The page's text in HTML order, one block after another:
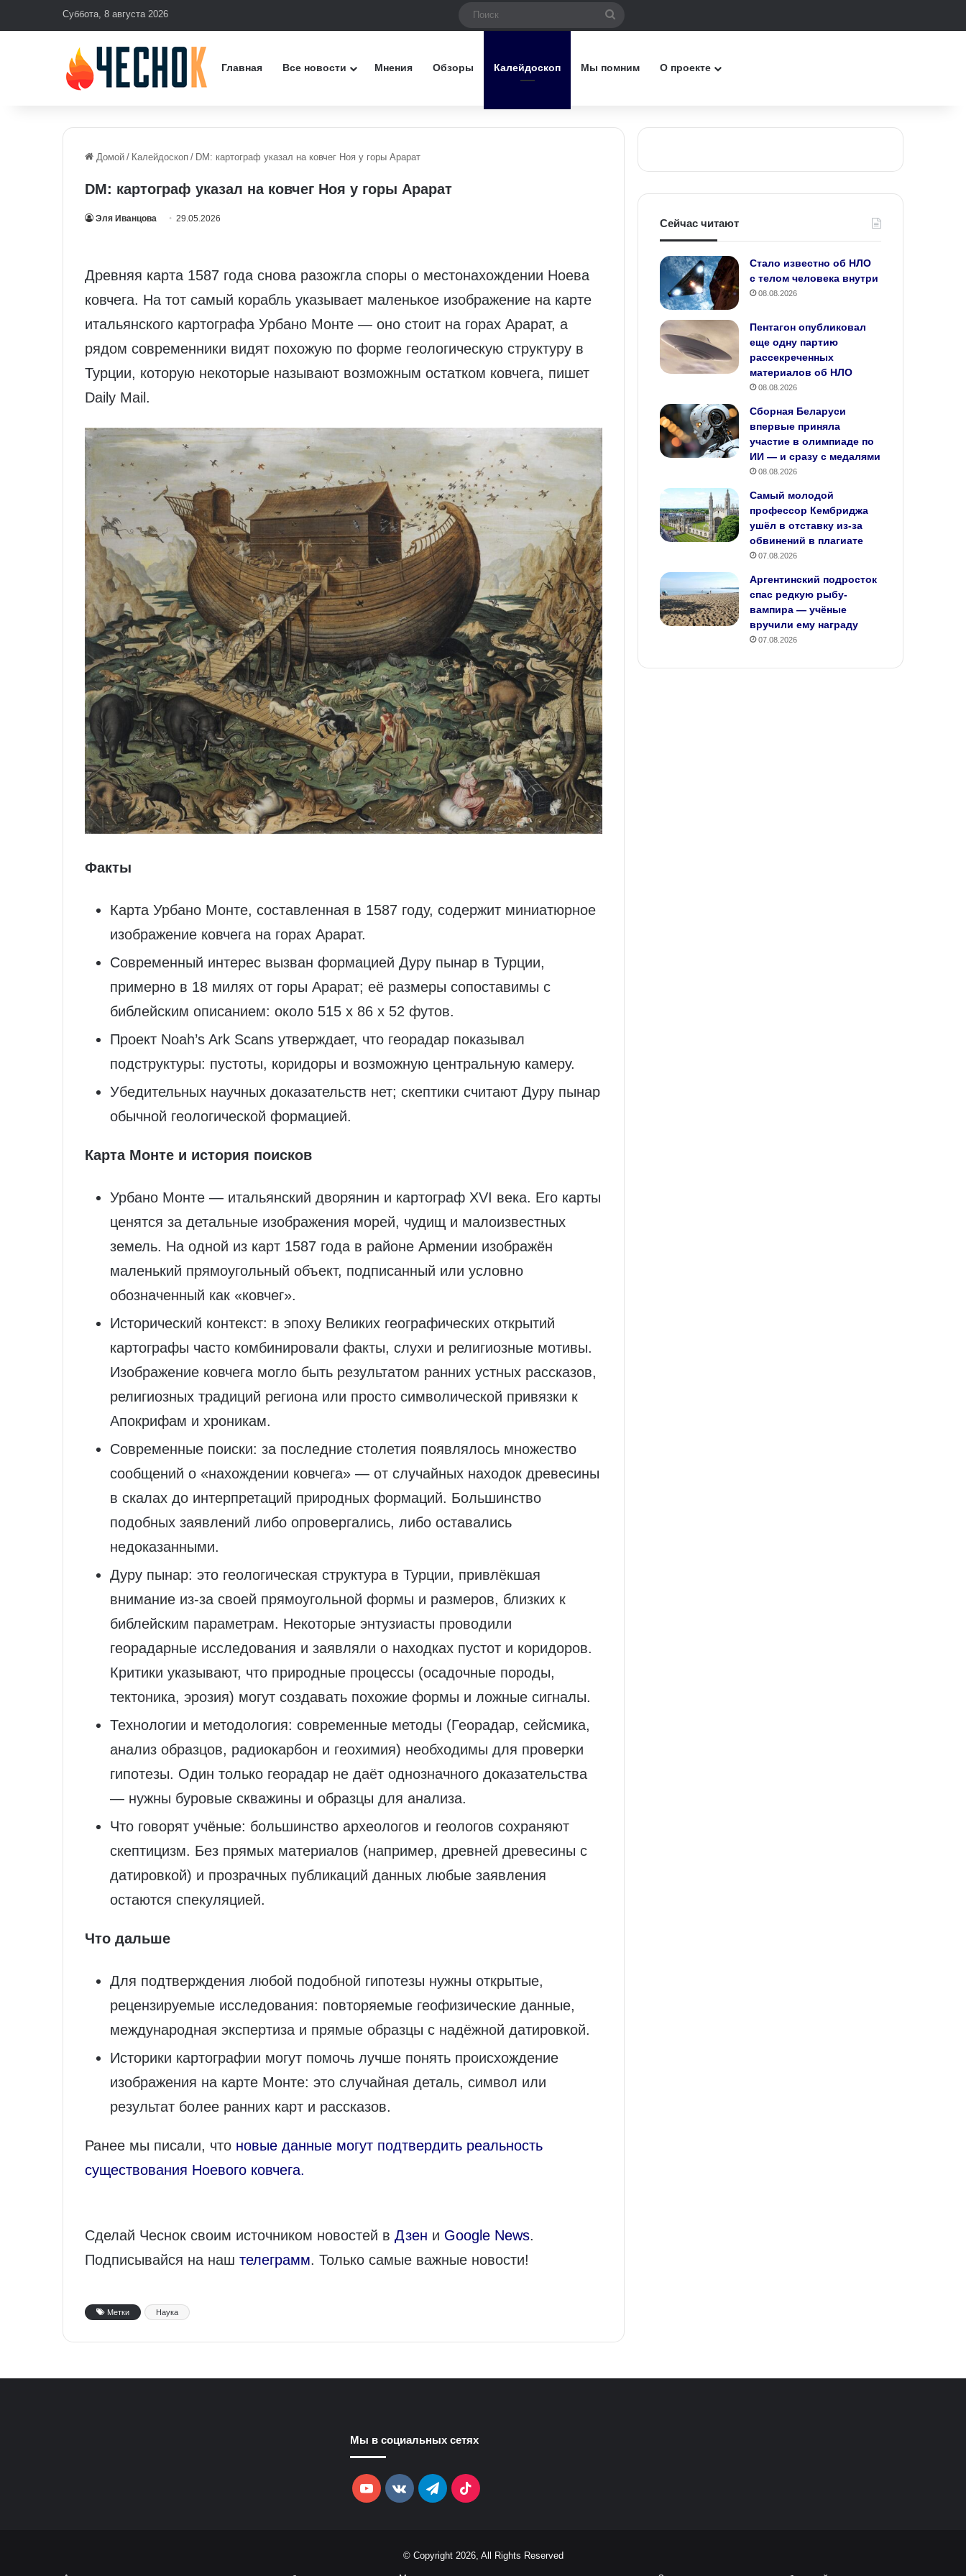
Суббота, 8 августа 2026
Главная Все новости Мнения Обзоры Калейдоскоп Мы помним О проекте
Домой / Калейдоскоп / DM: картограф указал на ковчег Ноя у горы Арарат
DM: картограф указал на ковчег Ноя у горы Арарат
Эля Иванцова 29.05.2026
Древняя карта 1587 года снова разожгла споры о местонахождении Ноева
ковчега. На тот самый корабль указывает маленькое изображение на карте
итальянского картографа Урбано Монте — оно стоит на горах Арарат, а
рядом современники видят похожую по форме геологическую структуру в
Турции, которую некоторые называют возможным остатком ковчега, пишет
Daily Mail.
Факты
Карта Урбано Монте, составленная в 1587 году, содержит миниатюрное
изображение ковчега на горах Арарат.
Современный интерес вызван формацией Дуру пынар в Турции,
примерно в 18 милях от горы Арарат; её размеры сопоставимы с
библейским описанием: около 515 x 86 x 52 футов.
Проект Noah’s Ark Scans утверждает, что георадар показывал
подструктуры: пустоты, коридоры и возможную центральную камеру.
Убедительных научных доказательств нет; скептики считают Дуру пынар
обычной геологической формацией.
Карта Монте и история поисков
Урбано Монте — итальянский дворянин и картограф XVI века. Его карты
ценятся за детальные изображения морей, чудищ и малоизвестных
земель. На одной из карт 1587 года в районе Армении изображён
маленький прямоугольный объект, подписанный или условно
обозначенный как «ковчег».
Исторический контекст: в эпоху Великих географических открытий
картографы часто комбинировали факты, слухи и религиозные мотивы.
Изображение ковчега могло быть результатом ранних устных рассказов,
религиозных традиций региона или просто символической привязки к
Апокрифам и хроникам.
Современные поиски: за последние столетия появлялось множество
сообщений о «нахождении ковчега» — от случайных находок древесины
в скалах до интерпретаций природных формаций. Большинство
подобных заявлений либо опровергались, либо оставались
недоказанными.
Дуру пынар: это геологическая структура в Турции, привлёкшая
внимание из-за своей прямоугольной формы и размеров, близких к
библейским параметрам. Некоторые энтузиасты проводили
георадарные исследования и заявляли о находках пустот и коридоров.
Критики указывают, что природные процессы (осадочные породы,
тектоника, эрозия) могут создавать похожие формы и ложные сигналы.
Технологии и методология: современные методы (Георадар, сейсмика,
анализ образцов, радиокарбон и геохимия) необходимы для проверки
гипотезы. Один только георадар не даёт однозначного доказательства
— нужны буровые скважины и образцы для анализа.
Что говорят учёные: большинство археологов и геологов сохраняют
скептицизм. Без прямых материалов (например, древней древесины с
датировкой) и прозрачных публикаций данных любые заявления
остаются спекуляцией.
Что дальше
Для подтверждения любой подобной гипотезы нужны открытые,
рецензируемые исследования: повторяемые геофизические данные,
международная экспертиза и прямые образцы с надёжной датировкой.
Историки картографии могут помочь лучше понять происхождение
изображения на карте Монте: это случайная деталь, символ или
результат более ранних карт и рассказов.
Ранее мы писали, что новые данные могут подтвердить реальность
существования Ноевого ковчега.
Сделай Чеснок своим источником новостей в Дзен и Google News.
Подписывайся на наш телеграмм. Только самые важные новости!
Метки Наука
Сейчас читают
Стало известно об НЛО
с телом человека внутри
08.08.2026
Пентагон опубликовал
еще одну партию
рассекреченных
материалов об НЛО
08.08.2026
Сборная Беларуси
впервые приняла
участие в олимпиаде по
ИИ — и сразу с медалями
08.08.2026
Самый молодой
профессор Кембриджа
ушёл в отставку из‑за
обвинений в плагиате
07.08.2026
Аргентинский подросток
спас редкую рыбу-
вампира — учёные
вручили ему награду
07.08.2026
Мы в социальных сетях
YouTubevk.comTelegramTikTok
© Copyright 2026, All Rights Reserved